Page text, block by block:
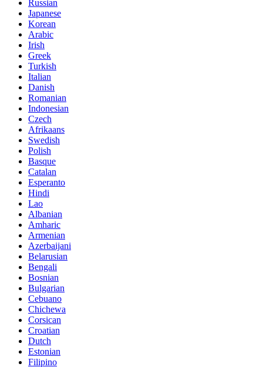
Russian
Japanese
Korean
Arabic
Irish
Greek
Turkish
Italian
Danish
Romanian
Indonesian
Czech
Afrikaans
Swedish
Polish
Basque
Catalan
Esperanto
Hindi
Lao
Albanian
Amharic
Armenian
Azerbaijani
Belarusian
Bengali
Bosnian
Bulgarian
Cebuano
Chichewa
Corsican
Croatian
Dutch
Estonian
Filipino